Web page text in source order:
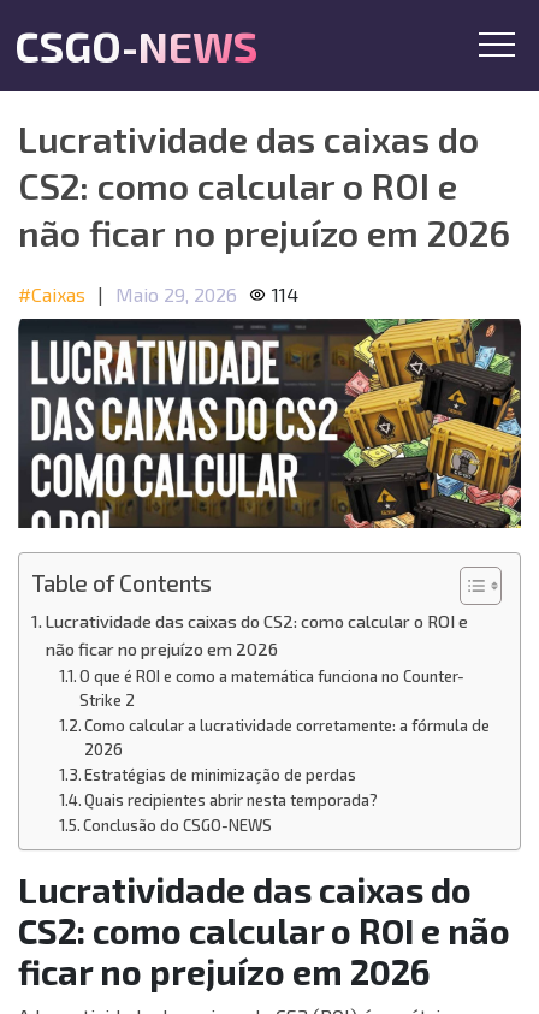
CSGO-NEWS
Lucratividade das caixas do
CS2: como calcular o ROI e
não ficar no prejuízo em 2026
#Caixas | Maio 29, 2026 114
Table of Contents
Lucratividade das caixas do CS2: como calcular o ROI e
não ficar no prejuízo em 2026
O que é ROI e como a matemática funciona no Counter-
Strike 2
Como calcular a lucratividade corretamente: a fórmula de
2026
Estratégias de minimização de perdas
Quais recipientes abrir nesta temporada?
Conclusão do CSGO-NEWS
Lucratividade das caixas do
CS2: como calcular o ROI e não
ficar no prejuízo em 2026